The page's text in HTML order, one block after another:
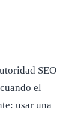
SEO
el
usar una